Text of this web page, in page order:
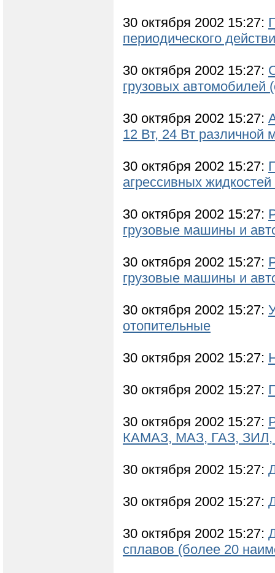
30 октября 2002 15:27:
периодического
30 октября 2002 15:27:
грузовых автомобилей
30 октября 2002 15:27:
12 Вт, 24 Вт различной
30 октября 2002 15:27:
агрессивных
30 октября 2002 15:27:
грузовые машины и
30 октября 2002 15:27:
грузовые машины и
30 октября 2002 15:27:
отопительные
30 октября 2002 15:27:
30 октября 2002 15:27:
30 октября 2002 15:27:
КАМАЗ, МАЗ, ГАЗ, ЗИЛ,
30 октября 2002 15:27:
30 октября 2002 15:27:
30 октября 2002 15:27:
сплавов (более 20